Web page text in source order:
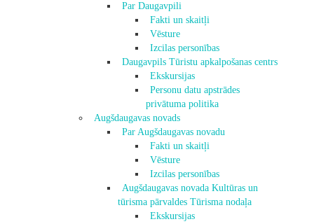
Par Daugavpili
Fakti un skaitļi
Vēsture
Izcilas personības
Daugavpils Tūristu apkalpošanas centrs
Ekskursijas
Personu datu apstrādes
privātuma politika
Augšdaugavas novads
Par Augšdaugavas novadu
Fakti un skaitļi
Vēsture
Izcilas personības
Augšdaugavas novada Kultūras un
tūrisma pārvaldes Tūrisma nodaļa
Ekskursijas